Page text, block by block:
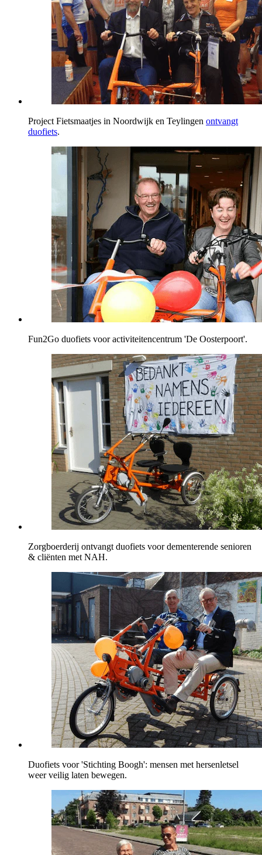
Project Fietsmaatjes in Noordwijk en Teylingen ontvangt
duofiets.
Fun2Go duofiets voor activiteitencentrum 'De Oosterpoort'.
Zorgboerderij ontvangt duofiets voor dementerende senioren
& cliënten met NAH.
Duofiets voor 'Stichting Boogh': mensen met hersenletsel
weer veilig laten bewegen.